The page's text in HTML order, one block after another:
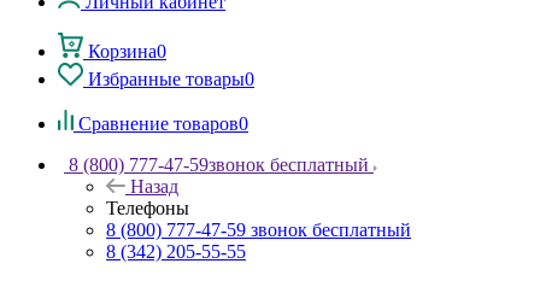
Корзина0
Избранные товары0
Сравнение товаров0
8 (800) 777-47-59звонок бесплатный
Назад
Телефоны
8 (800) 777-47-59 звонок бесплатный
8 (342) 205-55-55